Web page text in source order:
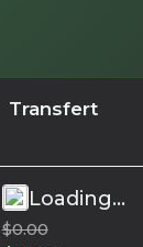
Transfert
Loading...
$0.00